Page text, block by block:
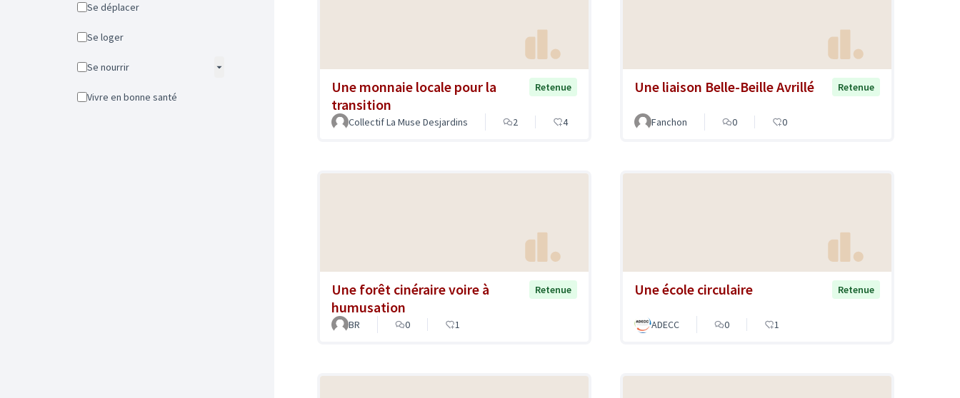
Se déplacer
Se loger
Se nourrir
Vivre en bonne santé
Une monnaie locale pour la
transition
Retenue
Collectif La Muse Desjardins 2 4
Une liaison Belle-Beille Avrillé Retenue
Fanchon 0 0
Une forêt cinéraire voire à
humusation
Retenue
BR 0 1
Une école circulaire Retenue
ADECC 0 1